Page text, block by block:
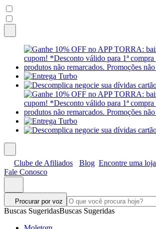
Clube de Afiliados Blog Encontre uma loja
Fale Conosco
Procurar por voz
Buscas SugeridasBuscas Sugeridas